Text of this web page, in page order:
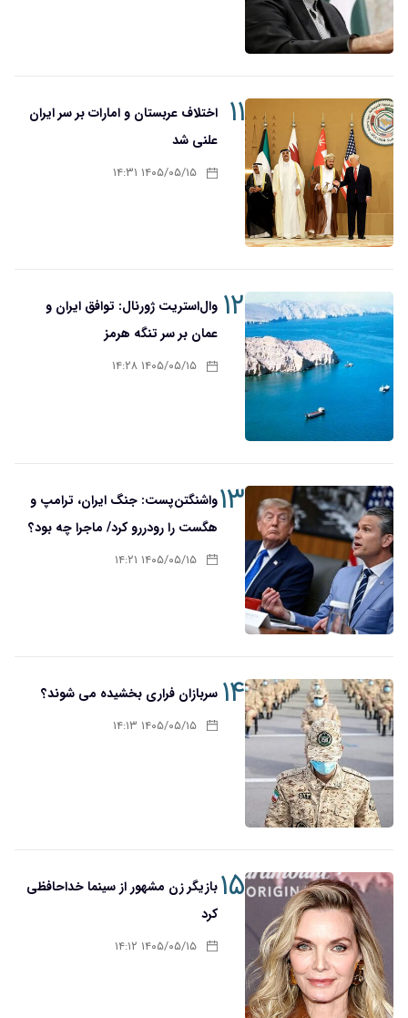
۱۱
اختلاف عربستان و امارات بر سر ایران
علنی شد
۱۴۰۵/۰۵/۱۵ ۱۴:۳۱
۱۲ وال‌استریت ژورنال: توافق ایران و
عمان بر سر تنگه هرمز
۱۴۰۵/۰۵/۱۵ ۱۴:۲۸
۱۳واشنگتن‌پست: جنگ ایران، ترامپ و
هگست را رودررو کرد/ ماجرا چه بود؟
۱۴۰۵/۰۵/۱۵ ۱۴:۲۱
۱۴ سربازان فراری بخشیده می شوند؟
۱۴۰۵/۰۵/۱۵ ۱۴:۱۳
۱۵بازیگر زن مشهور از سینما خداحافظی
کرد
۱۴۰۵/۰۵/۱۵ ۱۴:۱۲